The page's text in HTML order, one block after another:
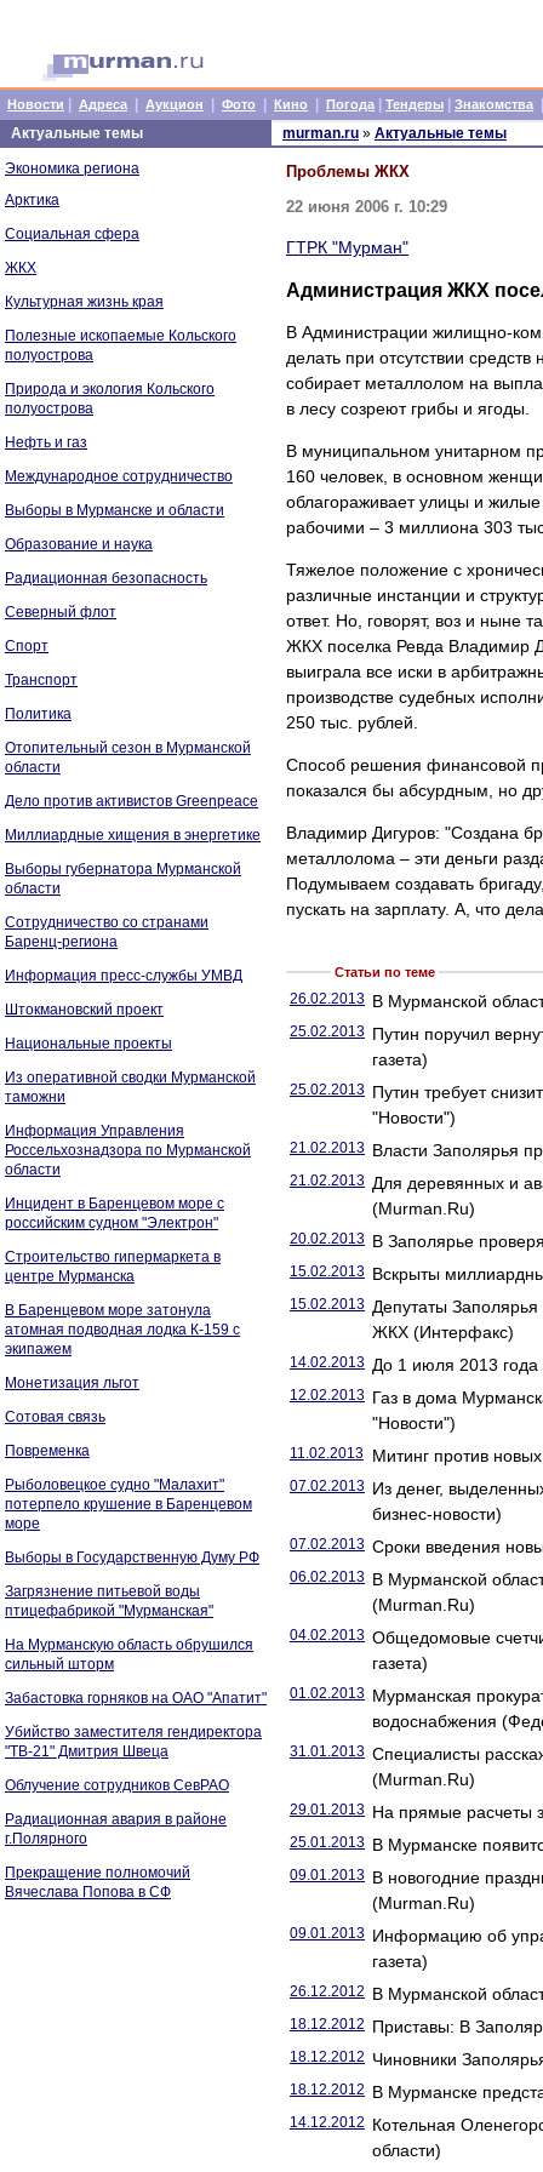
Новости Адреса Аукцион Фото Кино Погода Тендеры Знакомства
Актуальные темы
Экономика региона
Арктика
Социальная сфера
ЖКХ
Культурная жизнь края
Полезные ископаемые Кольского
полуострова
Природа и экология Кольского
полуострова
Нефть и газ
Международное сотрудничество
Выборы в Мурманске и области
Образование и наука
Радиационная безопасность
Северный флот
Спорт
Транспорт
Политика
Отопительный сезон в Мурманской
области
Дело против активистов Greenpeace
Миллиардные хищения в энергетике
Выборы губернатора Мурманской
области
Сотрудничество со странами
Баренц-региона
Информация пресс-службы УМВД
Штокмановский проект
Национальные проекты
Из оперативной сводки Мурманской
таможни
Информация Управления
Россельхознадзора по Мурманской
области
Инцидент в Баренцевом море с
российским судном "Электрон"
Строительство гипермаркета в
центре Мурманска
В Баренцевом море затонула
атомная подводная лодка К-159 с
экипажем
Монетизация льгот
Сотовая связь
Повременка
Рыболовецкое судно "Малахит"
потерпело крушение в Баренцевом
море
Выборы в Государственную Думу РФ
Загрязнение питьевой воды
птицефабрикой "Мурманская"
На Мурманскую область обрушился
сильный шторм
Забастовка горняков на ОАО "Апатит"
Убийство заместителя гендиректора
"ТВ-21" Дмитрия Швеца
Облучение сотрудников СевРАО
Радиационная авария в районе
г.Полярного
Прекращение полномочий
Вячеслава Попова в СФ
murman.ru » Актуальные темы
Проблемы ЖКХ
22 июня 2006 г. 10:29
ГТРК "Мурман"
Администрация ЖКХ
В Администрации жилищно-
делать при отсутствии
собирает металлолом на
в лесу созреют грибы и ягоды.
В муниципальном унитарном
160 человек, в основном
облагораживает улицы и
рабочими – 3 миллиона 303
Тяжелое положение с
различные инстанции и
ответ. Но, говорят, воз и ныне
ЖКХ поселка Ревда Владимир
выиграла все иски в
производстве судебных
250 тыс. рублей.
Способ решения финансовой
показался бы абсурдным, но
Владимир Дигуров: "Создана
металлолома – эти деньги
Подумываем создавать
пускать на зарплату. А, что
Статьи по теме
26.02.2013 В Мурманской
25.02.2013 Путин поручил
газета)
25.02.2013 Путин требует
"Новости")
21.02.2013 Власти Заполярья
21.02.2013 Для деревянных и
(Murman.Ru)
20.02.2013 В Заполярье
15.02.2013 Вскрыты
15.02.2013 Депутаты
ЖКХ (Интерфакс)
14.02.2013 До 1 июля 2013
12.02.2013 Газ в дома
"Новости")
11.02.2013 Митинг против
07.02.2013 Из денег,
бизнес-новости)
07.02.2013 Сроки введения
06.02.2013 В Мурманской
(Murman.Ru)
04.02.2013 Общедомовые
газета)
01.02.2013 Мурманская
водоснабжения
31.01.2013 Специалисты
(Murman.Ru)
29.01.2013 На прямые расчеты
25.01.2013 В Мурманске
09.01.2013 В новогодние
(Murman.Ru)
09.01.2013 Информацию об
газета)
26.12.2012 В Мурманской
18.12.2012 Приставы: В
18.12.2012 Чиновники
18.12.2012 В Мурманске
14.12.2012 Котельная
области)